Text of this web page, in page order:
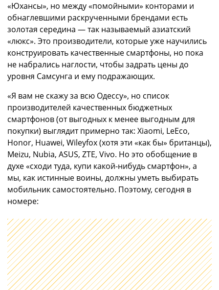
«Юхансы», но между «помойными» конторами и
обнаглевшими раскрученными брендами есть
золотая середина — так называемый азиатский
«люкс». Это производители, которые уже научились
конструировать качественные смартфоны, но пока
не набрались наглости, чтобы задрать цены до
уровня Самсунга и ему подражающих.
«Я вам не скажу за всю Одессу», но список
производителей качественных бюджетных
смартфонов (от выгодных к менее выгодным для
покупки) выглядит примерно так: Xiaomi, LeEco,
Honor, Huawei, Wileyfox (хотя эти «как бы» британцы),
Meizu, Nubia, ASUS, ZTE, Vivo. Но это обобщение в
духе «сходи туда, купи какой-нибудь смартфон», а
мы, как истинные воины, должны уметь выбирать
мобильник самостоятельно. Поэтому, сегодня в
номере: